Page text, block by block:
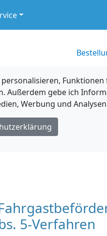
Außerdem gebe ich
Werbung und
5-Verfahren